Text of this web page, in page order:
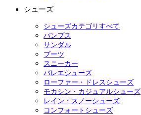
シューズ
シューズカテゴリすべて
パンプス
サンダル
ブーツ
スニーカー
バレエシューズ
ローファー・ドレスシューズ
モカシン・カジュアルシューズ
レイン・スノーシューズ
コンフォートシューズ